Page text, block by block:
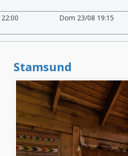
Dom 23/08 19:15
Stamsund